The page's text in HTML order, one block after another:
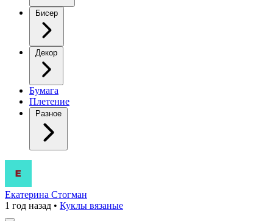
Бисер
Декор
Бумага
Плетение
Разное
Милая
кукла-
амигуруми
Екатерина Стогман
1 год назад • Куклы вязаные